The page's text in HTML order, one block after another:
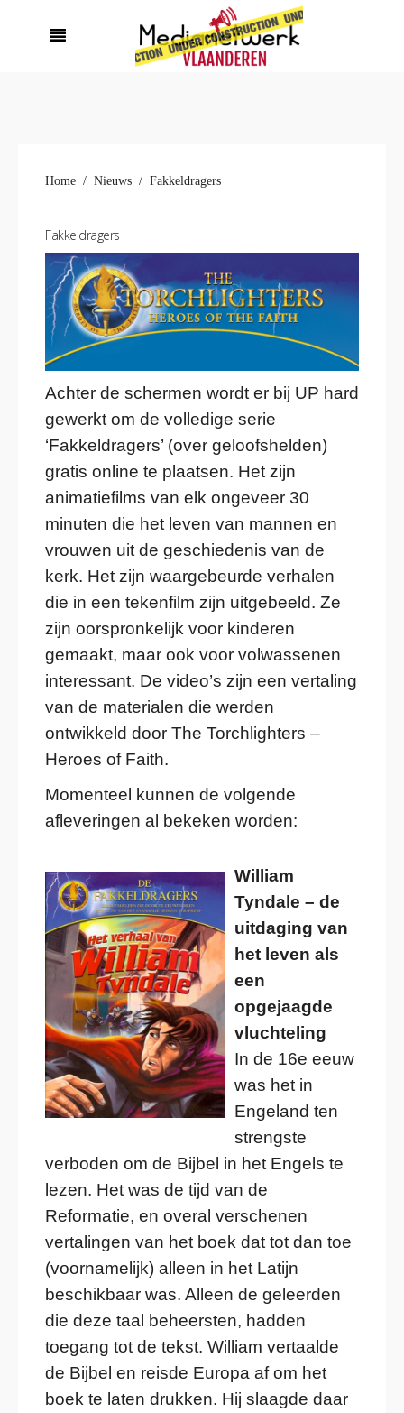
Home Nieuws Fakkeldragers
Fakkeldragers
Achter de schermen wordt er bij UP hard
gewerkt om de volledige serie
‘Fakkeldragers’ (over geloofshelden)
gratis online te plaatsen. Het zijn
animatiefilms van elk ongeveer 30
minuten die het leven van mannen en
vrouwen uit de geschiedenis van de
kerk. Het zijn waargebeurde verhalen
die in een tekenfilm zijn uitgebeeld. Ze
zijn oorspronkelijk voor kinderen
gemaakt, maar ook voor volwassenen
interessant. De video’s zijn een vertaling
van de materialen die werden
ontwikkeld door The Torchlighters –
Heroes of Faith.
Momenteel kunnen de volgende
afleveringen al bekeken worden:
William
Tyndale – de
uitdaging van
het leven als
een
opgejaagde
vluchteling
In de 16e eeuw
was het in
Engeland ten
strengste
verboden om de Bijbel in het Engels te
lezen. Het was de tijd van de
Reformatie, en overal verschenen
vertalingen van het boek dat tot dan toe
(voornamelijk) alleen in het Latijn
beschikbaar was. Alleen de geleerden
die deze taal beheersten, hadden
toegang tot de tekst. William vertaalde
de Bijbel en reisde Europa af om het
boek te laten drukken. Hij slaagde daar